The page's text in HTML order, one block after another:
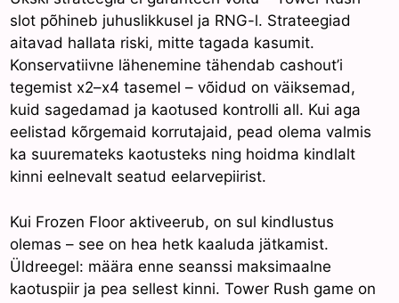
slot põhineb juhuslikkusel ja RNG-l. Strateegiad
aitavad hallata riski, mitte tagada kasumit.
Konservatiivne lähenemine tähendab cashout’i
tegemist x2–x4 tasemel – võidud on väiksemad,
kuid sagedamad ja kaotused kontrolli all. Kui aga
eelistad kõrgemaid korrutajaid, pead olema valmis
ka suuremateks kaotusteks ning hoidma kindlalt
kinni eelnevalt seatud eelarvepiirist.
Kui Frozen Floor aktiveerub, on sul kindlustus
olemas – see on hea hetk kaaluda jätkamist.
Üldreegel: määra enne seanssi maksimaalne
kaotuspiir ja pea sellest kinni. Tower Rush game on